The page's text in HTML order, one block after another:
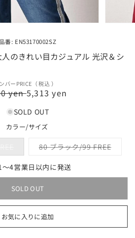
ル
で
品番: EN53170002SZ
のきれい目カジュアル 光沢＆シ
通
常
価
格
セ
ー
ル
価
格
バーPRICE（ 税込 ）
yen5,313 yen
SOLD OUT
カラー/サイズ
リ
ー
シ
ン
売
り
切
れ
て
80 ブラック/99 FREEバ
売
り
て
〜4営業日以内に発送
SOLD OUT
お気に入りに追加